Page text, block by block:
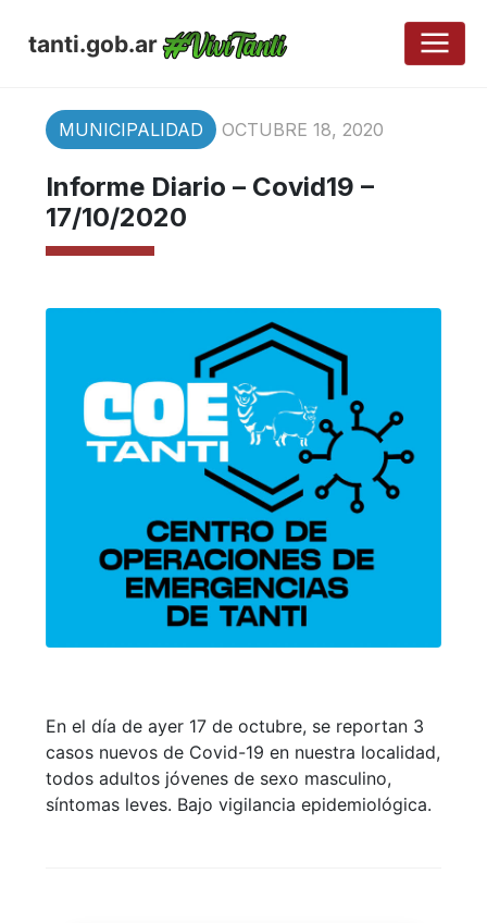
tanti.gob.ar
MUNICIPALIDAD OCTUBRE 18, 2020
Informe Diario – Covid19 –
17/10/2020
En el día de ayer 17 de octubre, se reportan 3
casos nuevos de Covid-19 en nuestra localidad,
todos adultos jóvenes de sexo masculino,
síntomas leves. Bajo vigilancia epidemiológica.